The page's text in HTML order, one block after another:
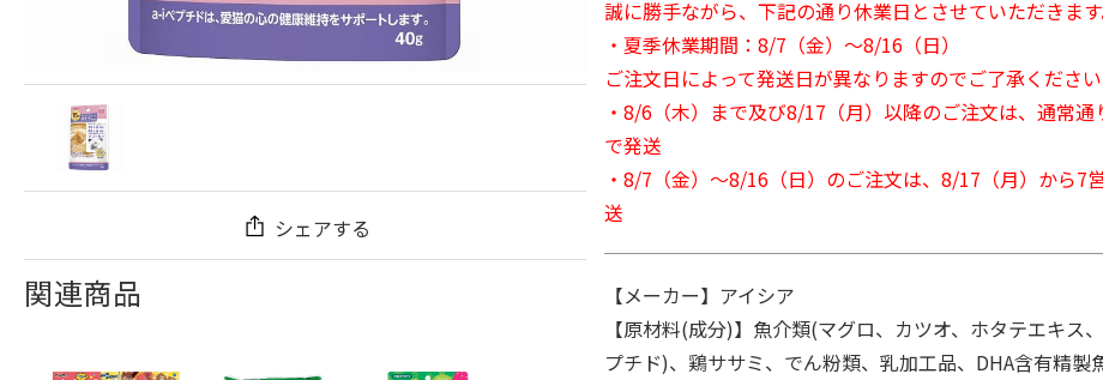
シェアする
関連商品
誠に勝手ながら、下記の通り休業日とさせていただきます
・夏季休業期間：8/7（金）～8/16（日）
ご注文日によって発送日が異なりますのでご了承ください
・8/6（木）まで及び8/17（月）以降のご注文は、通常通
で発送
・8/7（金）～8/16（日）のご注文は、8/17（月）から7
送
【メーカー】アイシア
【原材料(成分)】魚介類(マグロ、カツオ、ホタテエキス
プチド)、鶏ササミ、でん粉類、乳加工品、DHA含有精製